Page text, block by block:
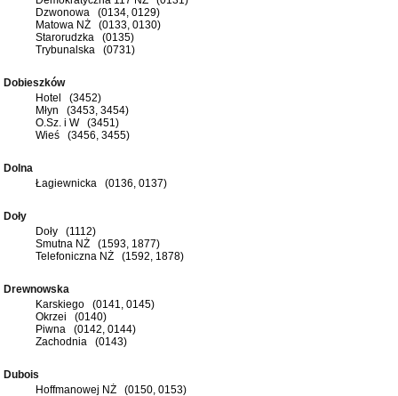
Dzwonowa (0134, 0129)
Matowa NŻ (0133, 0130)
Starorudzka (0135)
Trybunalska (0731)
Dobieszków
Hotel (3452)
Młyn (3453, 3454)
O.Sz. i W (3451)
Wieś (3456, 3455)
Dolna
Łagiewnicka (0136, 0137)
Doły
Doły (1112)
Smutna NŻ (1593, 1877)
Telefoniczna NŻ (1592, 1878)
Drewnowska
Karskiego (0141, 0145)
Okrzei (0140)
Piwna (0142, 0144)
Zachodnia (0143)
Dubois
Hoffmanowej NŻ (0150, 0153)